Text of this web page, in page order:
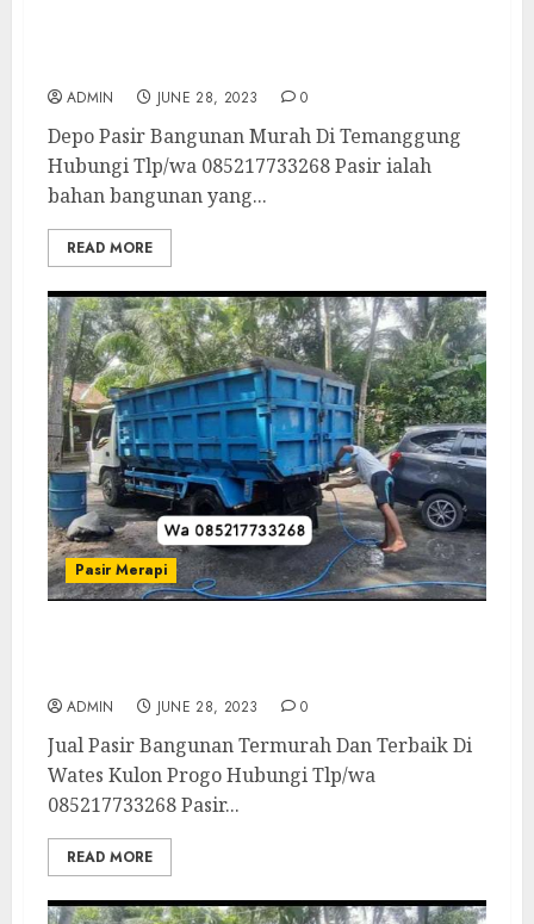
ADMIN JUNE 28, 2023 0
Depo Pasir Bangunan Murah Di Temanggung
Hubungi Tlp/wa 085217733268 Pasir ialah
bahan bangunan yang...
READ MORE
Pasir Merapi
ADMIN JUNE 28, 2023 0
Jual Pasir Bangunan Termurah Dan Terbaik Di
Wates Kulon Progo Hubungi Tlp/wa
085217733268 Pasir...
READ MORE